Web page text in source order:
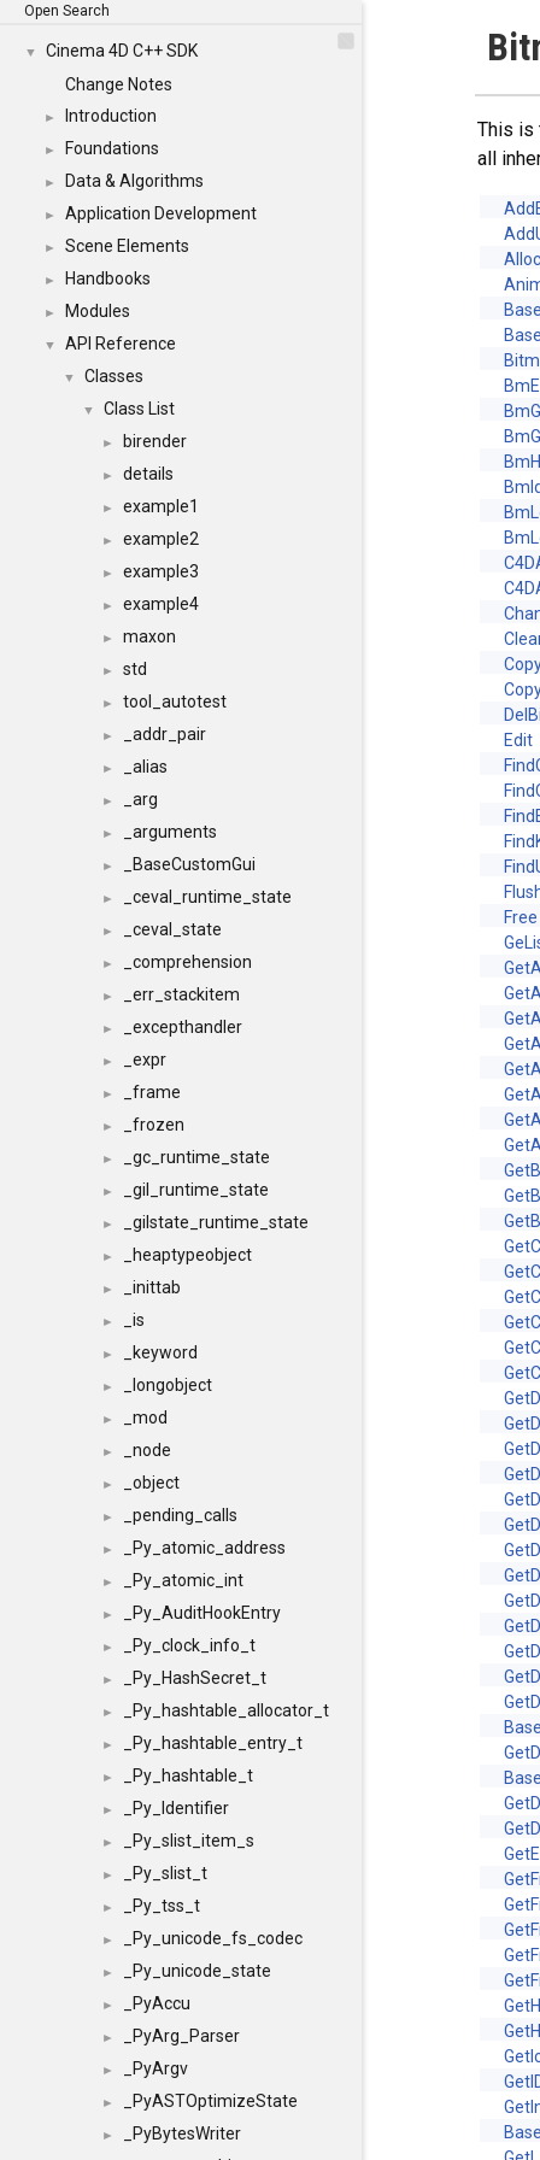
Open Search
▼
Cinema 4D C++ SDK
Change Notes
► Introduction
► Foundations
► Data & Algorithms
► Application Development
► Scene Elements
► Handbooks
► Modules
▼ API Reference
▼ Classes
▼ Class List
► birender
► details
► example1
► example2
► example3
► example4
► maxon
► std
► tool_autotest
► _addr_pair
► _alias
► _arg
► _arguments
► _BaseCustomGui
► _ceval_runtime_state
► _ceval_state
► _comprehension
► _err_stackitem
► _excepthandler
► _expr
► _frame
► _frozen
► _gc_runtime_state
► _gil_runtime_state
► _gilstate_runtime_state
► _heaptypeobject
► _inittab
► _is
► _keyword
► _longobject
► _mod
► _node
► _object
► _pending_calls
► _Py_atomic_address
► _Py_atomic_int
► _Py_AuditHookEntry
► _Py_clock_info_t
► _Py_HashSecret_t
► _Py_hashtable_allocator_t
► _Py_hashtable_entry_t
► _Py_hashtable_t
► _Py_Identifier
► _Py_slist_item_s
► _Py_slist_t
► _Py_tss_t
► _Py_unicode_fs_codec
► _Py_unicode_state
► _PyAccu
► _PyArg_Parser
► _PyArgv
► _PyASTOptimizeState
►
_PyBytesWriter
This
all
Edit
Free